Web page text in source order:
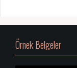
Örnek Belgeler